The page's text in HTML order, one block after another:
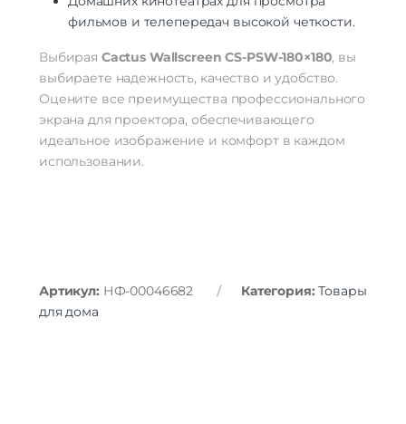
фильмов и телепередач высокой четкости.
Выбирая Cactus Wallscreen CS-PSW-180×180, вы
выбираете надежность, качество и удобство.
Оцените все преимущества профессионального
экрана для проектора, обеспечивающего
идеальное изображение и комфорт в каждом
использовании.
Артикул: НФ-00046682 Категория:Товары
для дома